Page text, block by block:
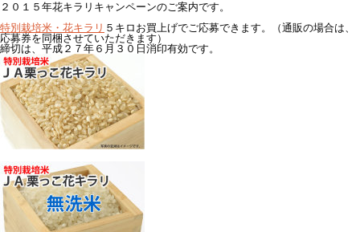
２０１５年花キラリキャンペーンのご案内です。
特別栽培米・花キラリ ５キロお買上げでご応募できます。（通販の場合は、
応募券を同梱させていただきます）
締切は、平成２７年６月３０日消印有効です。